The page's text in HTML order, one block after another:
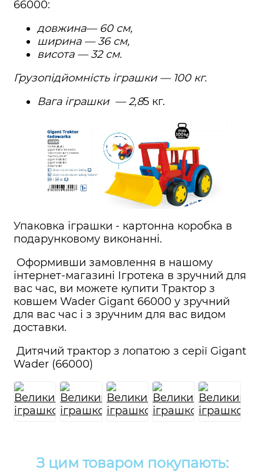
66000:
довжина— 60 см,
ширина — 36 см,
висота — 32 см.
Грузопідйомність іграшки — 100 кг.
Вага іграшки — 2,85 кг.
Упаковка іграшки - картонна коробка в
подарунковому виконанні.
Оформивши замовлення в нашому
інтернет-магазині Ігротека в зручний для
вас час, ви можете купити Трактор з
ковшем Wader Gigant 66000 у зручний
для вас час і з зручним для вас видом
доставки.
Дитячий трактор з лопатою з серії Gigant
Wader (66000)
З цим товаром покупають: